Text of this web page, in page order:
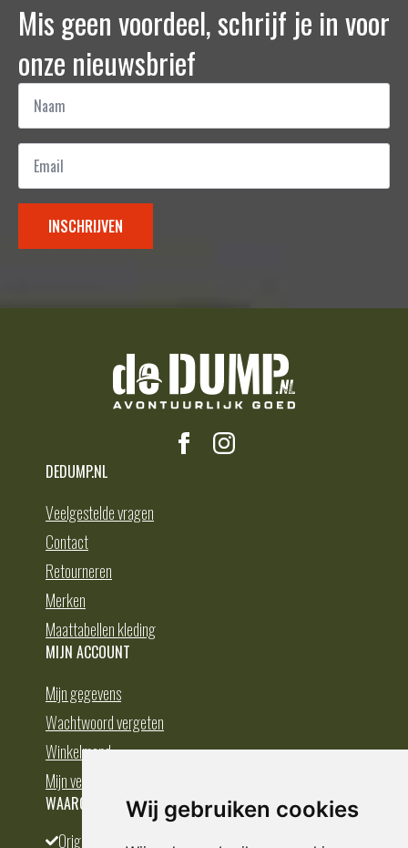
Wij gebruiken cookies
Mis geen voordeel, schrijf je in voor
onze nieuwsbrief
Naam
Email
INSCHRIJVEN
DEDUMP.NL
Veelgestelde vragen
Contact
Retourneren
Merken
Maattabellen kleding
MIJN ACCOUNT
Mijn gegevens
Wachtwoord vergeten
Winkelmand
Mijn verlanglijst
WAAROM BESTELLEN BIJ DEDUMP.NL
Origineel en divers